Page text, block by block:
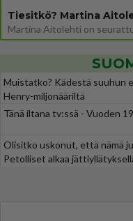
Muistatko? Kädestä suuhun
Henry-miljonääriltä
Tänä iltana tv:ssä - Vuoden
Olisitko uskonut, että nämä
Petolliset alkaa